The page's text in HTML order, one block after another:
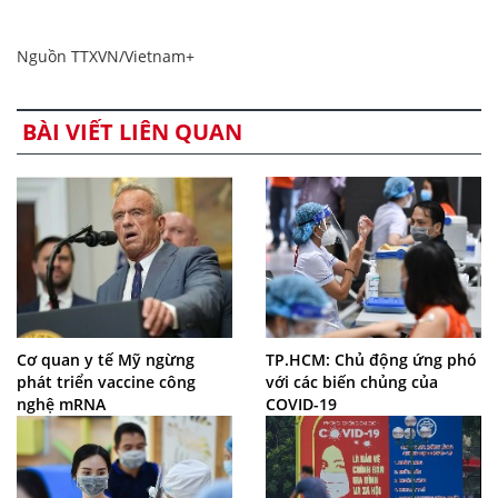
Nguồn TTXVN/Vietnam+
BÀI VIẾT LIÊN QUAN
Cơ quan y tế Mỹ ngừng
phát triển vaccine công
nghệ mRNA
TP.HCM: Chủ động ứng phó
với các biến chủng của
COVID-19